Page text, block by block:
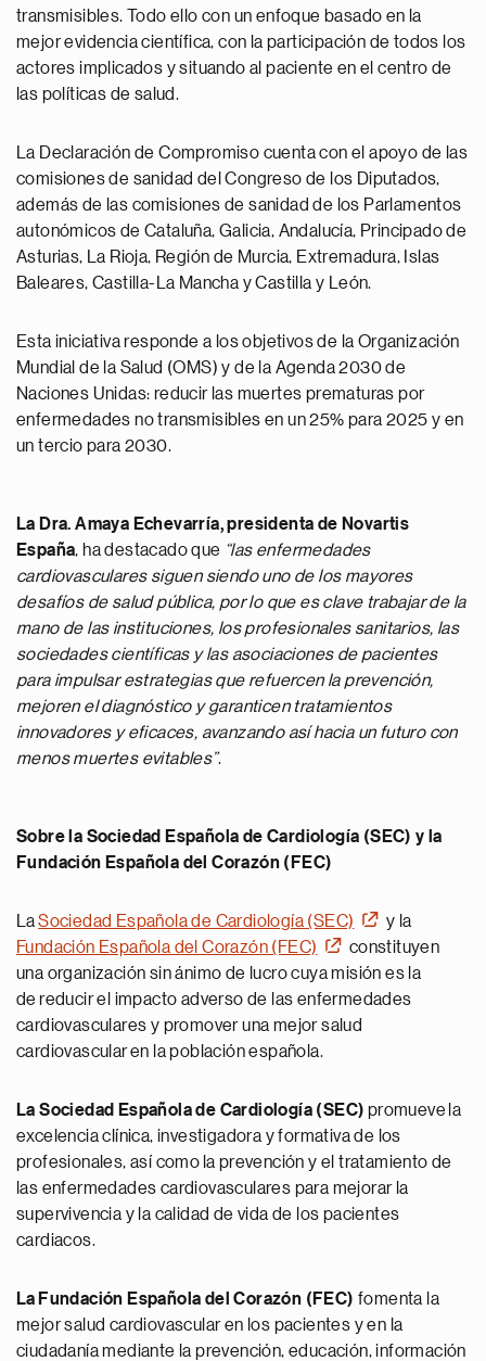
transmisibles. Todo ello con un enfoque basado en la
mejor evidencia científica, con la participación de todos los
actores implicados y situando al paciente en el centro de
las políticas de salud.
La Declaración de Compromiso cuenta con el apoyo de las
comisiones de sanidad del Congreso de los Diputados,
además de las comisiones de sanidad de los Parlamentos
autonómicos de Cataluña, Galicia, Andalucía, Principado de
Asturias, La Rioja, Región de Murcia, Extremadura, Islas
Baleares, Castilla-La Mancha y Castilla y León.
Esta iniciativa responde a los objetivos de la Organización
Mundial de la Salud (OMS) y de la Agenda 2030 de
Naciones Unidas: reducir las muertes prematuras por
enfermedades no transmisibles en un 25% para 2025 y en
un tercio para 2030.
La Dra. Amaya Echevarría, presidenta de Novartis
España, ha destacado que “las enfermedades
cardiovasculares siguen siendo uno de los mayores
desafíos de salud pública, por lo que es clave trabajar de la
mano de las instituciones, los profesionales sanitarios, las
sociedades científicas y las asociaciones de pacientes
para impulsar estrategias que refuercen la prevención,
mejoren el diagnóstico y garanticen tratamientos
innovadores y eficaces, avanzando así hacia un futuro con
menos muertes evitables”.
Sobre la Sociedad Española de Cardiología (SEC) y la
Fundación Española del Corazón (FEC)
LaSociedad Española de Cardiología (SEC)
y la
Fundación Española del Corazón (FEC)
constituyen
una organización sin ánimo de lucro cuya misión es la
de reducir el impacto adverso de las enfermedades
cardiovasculares y promover una mejor salud
cardiovascular en la población española.
La Sociedad Española de Cardiología (SEC) promueve la
excelencia clínica, investigadora y formativa de los
profesionales, así como la prevención y el tratamiento de
las enfermedades cardiovasculares para mejorar la
supervivencia y la calidad de vida de los pacientes
cardiacos.
La Fundación Española del Corazón (FEC)fomenta la
mejor salud cardiovascular en los pacientes y en la
ciudadanía mediante la prevención, educación, información